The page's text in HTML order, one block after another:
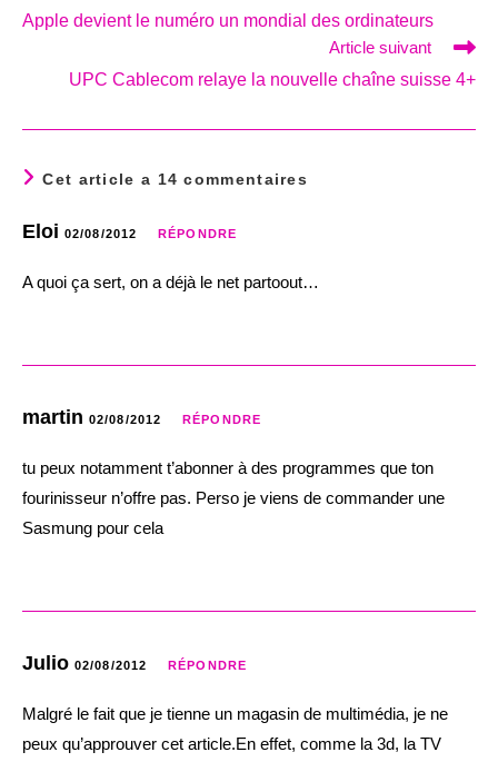
articles
Apple devient le numéro un mondial des ordinateurs
Article suivant
UPC Cablecom relaye la nouvelle chaîne suisse 4+
Cet article a 14 commentaires
Eloi 02/08/2012 RÉPONDRE
A quoi ça sert, on a déjà le net partoout…
martin 02/08/2012 RÉPONDRE
tu peux notamment t’abonner à des programmes que ton
fourinisseur n’offre pas. Perso je viens de commander une
Sasmung pour cela
Julio 02/08/2012 RÉPONDRE
Malgré le fait que je tienne un magasin de multimédia, je ne
peux qu’approuver cet article.En effet, comme la 3d, la TV